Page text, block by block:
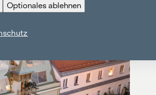
Optionales ablehnen